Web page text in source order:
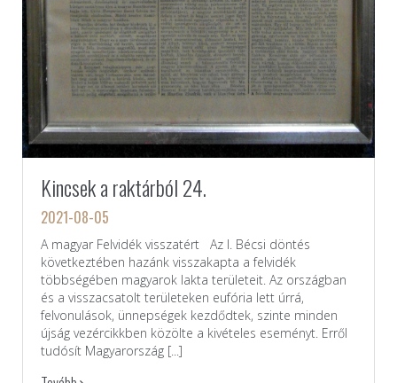
Kincsek a raktárból 24.
2021-08-05
A magyar Felvidék visszatért Az I. Bécsi döntés
következtében hazánk visszakapta a felvidék
többségében magyarok lakta területeit. Az országban
és a visszacsatolt területeken eufória lett úrrá,
felvonulások, ünnepségek kezdődtek, szinte minden
újság vezércikkben közölte a kivételes eseményt. Erről
tudósít Magyarország [...]